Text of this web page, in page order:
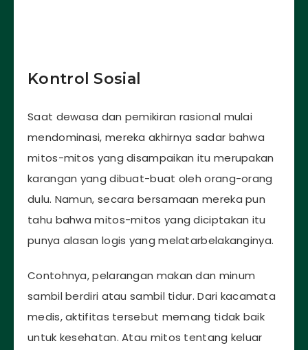
Kontrol Sosial
Saat dewasa dan pemikiran rasional mulai
mendominasi, mereka akhirnya sadar bahwa
mitos-mitos yang disampaikan itu merupakan
karangan yang dibuat-buat oleh orang-orang
dulu. Namun, secara bersamaan mereka pun
tahu bahwa mitos-mitos yang diciptakan itu
punya alasan logis yang melatarbelakanginya.
Contohnya, pelarangan makan dan minum
sambil berdiri atau sambil tidur. Dari kacamata
medis, aktifitas tersebut memang tidak baik
untuk kesehatan. Atau mitos tentang keluar